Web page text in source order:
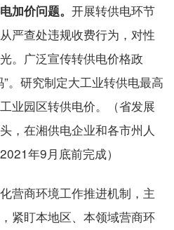
加价问题。 开展转供电环节
严查处违规收费行为，对性
。广泛宣传转供电价格政
。研究制定大工业转供电最高
业园区转供电价。（省发展
，在湘供电企业和各市州人
年9月底前完成）
商环境工作推进机制，主
紧盯本地区、本领域营商环